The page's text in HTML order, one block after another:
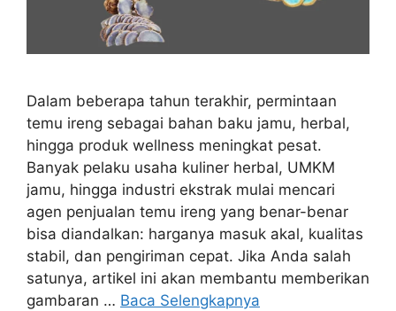
Dalam beberapa tahun terakhir, permintaan
temu ireng sebagai bahan baku jamu, herbal,
hingga produk wellness meningkat pesat.
Banyak pelaku usaha kuliner herbal, UMKM
jamu, hingga industri ekstrak mulai mencari
agen penjualan temu ireng yang benar-benar
bisa diandalkan: harganya masuk akal, kualitas
stabil, dan pengiriman cepat. Jika Anda salah
satunya, artikel ini akan membantu memberikan
gambaran … Baca Selengkapnya